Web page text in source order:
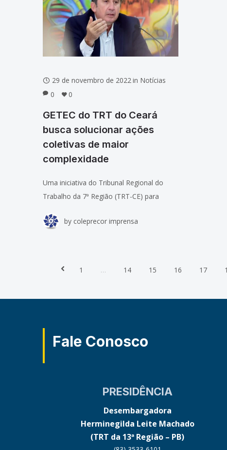
29 de novembro de 2022 in Notícias
0
0
GETEC do TRT do Ceará
busca solucionar ações
coletivas de maior
complexidade
Uma iniciativa do Tribunal Regional do
Trabalho da 7ª Região (TRT-CE) para
complexidade, conhecida como GETEC
by coleprecor imprensa
1 … 14 15 16 17
Fale Conosco
PRESIDÊNCIA
Desembargadora
Herminegilda Leite Machado
(TRT da 13ª Região – PB)